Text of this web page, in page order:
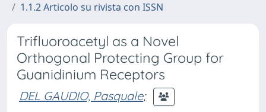
1.1.2 Articolo su rivista con ISSN
Trifluoroacetyl as a Novel
Orthogonal Protecting Group for
Guanidinium Receptors
DEL GAUDIO, Pasquale;